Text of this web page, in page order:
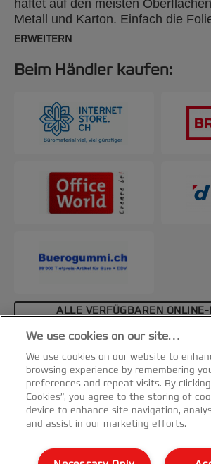
haftet auf den meisten
Metall und Karton. Einfach die
Trägerpapier abziehen, aufkleben
ERWEITERN
Beim Händler kaufen:
ALLE VERFÜGBAREN
ANZEIGEN
Spezifikationen &
Kundenservice
We use cookies on our site…
We use cookies on our website to
browsing experience by remembering
preferences and repeat visits. By clicking
Cookies”, you agree to the storing of
device to enhance site navigation,
and assist in our marketing efforts.